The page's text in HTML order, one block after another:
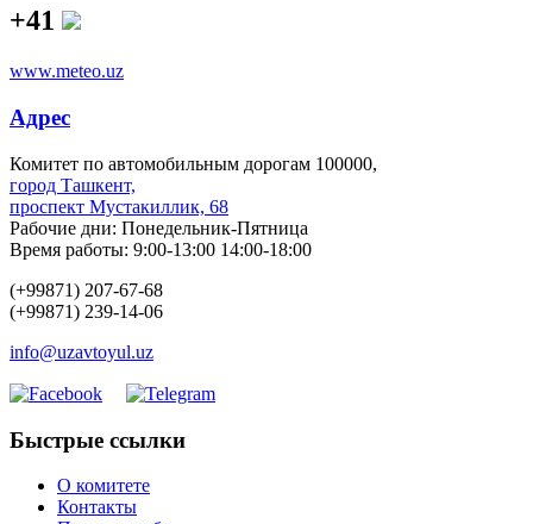
+41
www.meteo.uz
Адрес
Комитет по автомобильным дорогам 100000,
город Ташкент,
проспект Мустакиллик, 68
Рабочие дни: Понедельник-Пятница
Время работы: 9:00-13:00 14:00-18:00
(+99871) 207-67-68
(+99871) 239-14-06
info@uzavtoyul.uz
Быстрые ссылки
О комитете
Контакты